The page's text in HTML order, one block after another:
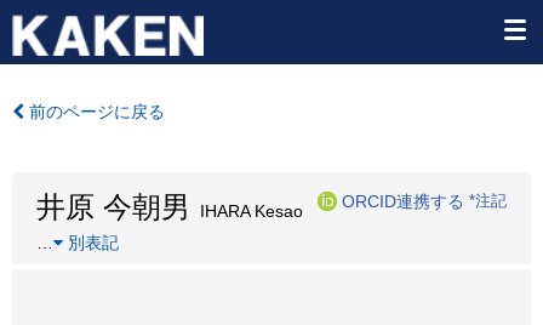
前のページに戻る
井原 今朝男 IHARA Kesao
ORCID連携する *注記
別表記